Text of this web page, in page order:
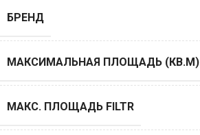
БРЕНД
МАКСИМАЛЬНАЯ ПЛОЩАДЬ (КВ.М)
МАКС. ПЛОЩАДЬ FILTR